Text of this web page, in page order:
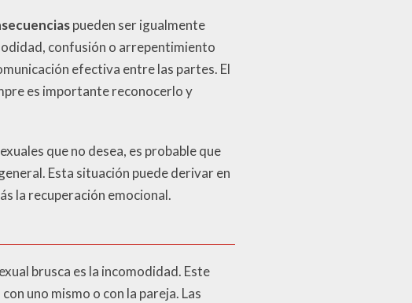
pueden ser igualmente
confusión o arrepentimiento
efectiva entre las partes. El
es importante reconocerlo y
que no desea, es probable que
Esta situación puede derivar en
la recuperación emocional.
brusca es la incomodidad. Este
uno mismo o con la pareja. Las